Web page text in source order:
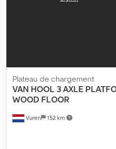
Vuren 152 km
Plateau de chargement
VAN HOOL 3 AXLE
WOOD FLOOR